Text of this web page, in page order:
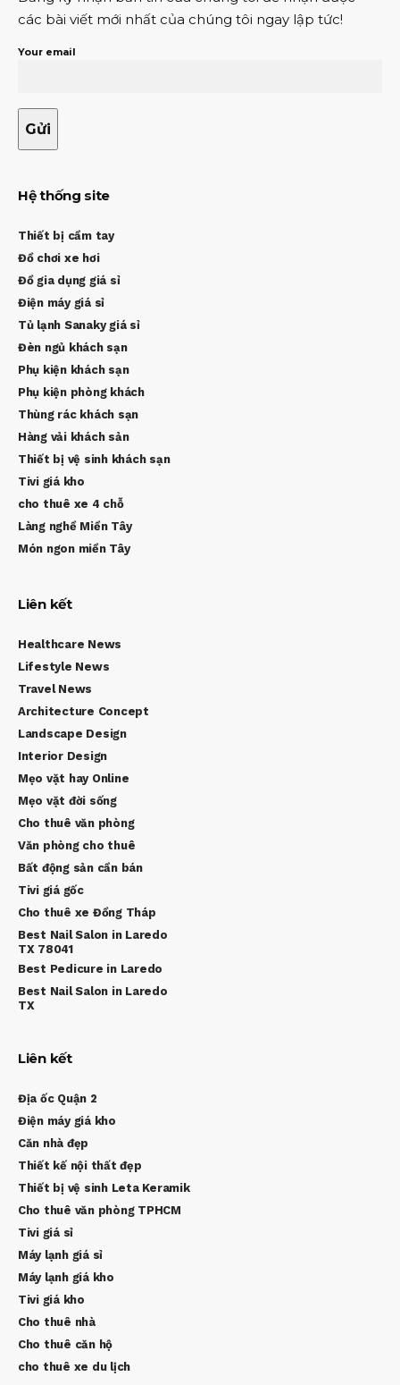
các bài viết mới nhất của chúng tôi ngay lập tức!
Your email
Hệ thống site
Thiết bị cầm tay
Đồ chơi xe hơi
Đồ gia dụng giá sỉ
Điện máy giá sỉ
Tủ lạnh Sanaky giá sỉ
Đèn ngủ khách sạn
Phụ kiện khách sạn
Phụ kiện phòng khách
Thùng rác khách sạn
Hàng vải khách sản
Thiết bị vệ sinh khách sạn
Tivi giá kho
cho thuê xe 4 chỗ
Làng nghề Miền Tây
Món ngon miền Tây
Liên kết
Healthcare News
Lifestyle News
Travel News
Architecture Concept
Landscape Design
Interior Design
Mẹo vặt hay Online
Mẹo vặt đời sống
Cho thuê văn phòng
Văn phòng cho thuê
Bất động sản cần bán
Tivi giá gốc
Cho thuê xe Đồng Tháp
Best Nail Salon in Laredo
TX 78041
Best Pedicure in Laredo
Best Nail Salon in Laredo
TX
Liên kết
Địa ốc Quận 2
Điện máy giá kho
Căn nhà đẹp
Thiết kế nội thất đẹp
Thiết bị vệ sinh Leta Keramik
Cho thuê văn phòng TPHCM
Tivi giá sỉ
Máy lạnh giá sỉ
Máy lạnh giá kho
Tivi giá kho
Cho thuê nhà
Cho thuê căn hộ
cho thuê xe du lịch